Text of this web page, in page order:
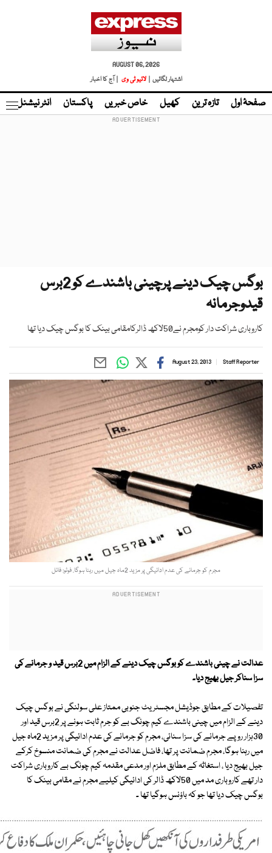
AUGUST 06, 2026
اشتہار لگائیں |
لائیو ٹی وی | آج کا اخبار
صفحۂ اول تازہ ترین کھیل خاص خبریں پاکستان انٹر نیشنل
بوگس چیک دینے پرچینی باشندے کو 2برس
قیدوجرمانہ
کاروباری شراکت دار کومجرم نے50لاکھ ڈالرکامقامی بینک کا بوگس چیک دیا تھا
Staff Reporter
August 23, 2013
مجرم کو جرمانے کی عدم ادائیگی پر مزید 2ماہ جیل میں رہنا ہوگا. فوٹو: فائل
عدالت نے چینی باشندے کو بوگس چیک دینے کے الزام میں 2برس قید و جرمانے کی
سزا سناکر جیل بھیج دیا۔
تفصیلات کے مطابق جوڈیشل مجسٹریٹ جنوبی ممتاز علی سولنگی نے بوگس چیک
دینے کے الزام میں چینی باشندے کیم چونگ بے کو جرم ثابت ہونے پر 2برس قید اور
30ہزار روپے جرمانے کی سزا سنائی، مجرم کو جرمانے کی عدم ادائیگی پر مزید 2ماہ جیل
میں رہنا ہوگا، مجرم ضمانت پر تھا، فاضل عدالت نے مجرم کی ضمانت منسوخ کرکے
جیل بھیج دیا ، استغاثہ کے مطابق ملزم اور مدعی مقدمہ کیم چونگ بے کاروباری شراکت
دار تھے کاروباری مد میں 50لاکھ ڈالر کی ادائیگی کیلیے مجرم نے مقامی بینک کا
بوگس چیک دیا تھا جو کہ باؤنس ہوگیا تھا ۔